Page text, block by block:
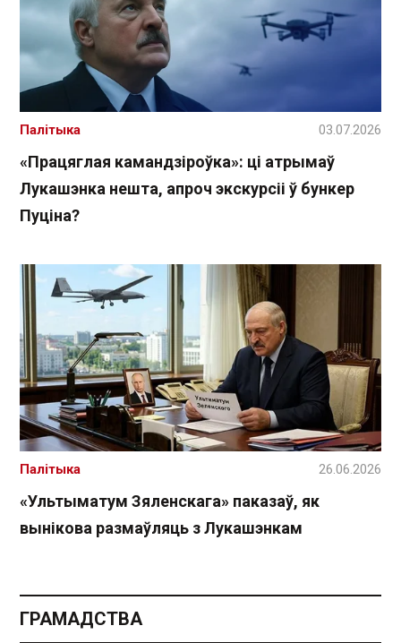
«Працяглая камандзіроўка»: ці атрымаў
Лукашэнка нешта, апроч экскурсіі ў бункер
Пуціна?
Палітыка 03.07.2026
«Ультыматум Зяленскага» паказаў, як
вынікова размаўляць з Лукашэнкам
Палітыка 26.06.2026
ГРАМАДСТВА